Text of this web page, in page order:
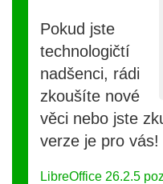
Pokud jste
technologičtí
nadšenci, rádi
zkoušíte nové
věci nebo jste
verze je pro vás!
LibreOffice 26.2.5